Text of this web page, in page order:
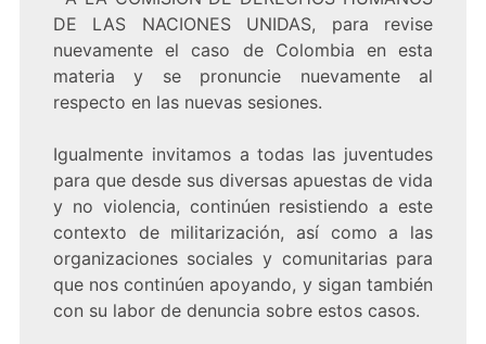
DE LAS NACIONES UNIDAS, para revise
nuevamente el caso de Colombia en esta
materia y se pronuncie nuevamente al
respecto en las nuevas sesiones.
Igualmente invitamos a todas las juventudes
para que desde sus diversas apuestas de vida
y no violencia, continúen resistiendo a este
contexto de militarización, así como a las
organizaciones sociales y comunitarias para
que nos continúen apoyando, y sigan también
con su labor de denuncia sobre estos casos.